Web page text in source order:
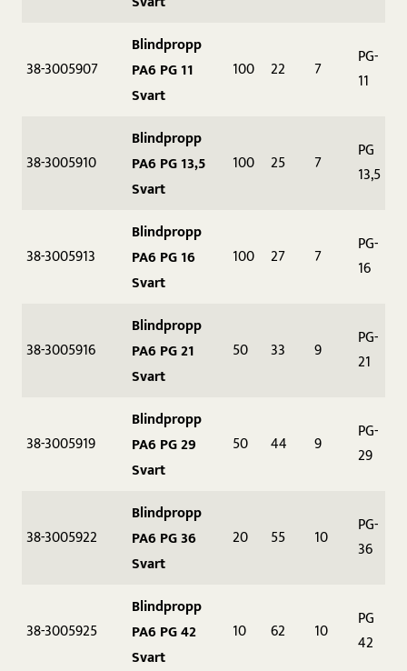
38-3005907
Blindpropp
PA6 PG 11
Svart
100 22 7
PG-
11
38-3005910
Blindpropp
PA6 PG 13,5
Svart
100 25 7
PG
13,5
38-3005913
Blindpropp
PA6 PG 16
Svart
100 27 7
PG-
16
38-3005916
Blindpropp
PA6 PG 21
Svart
50 33 9
PG-
21
38-3005919
Blindpropp
PA6 PG 29
Svart
50 44 9
PG-
29
38-3005922
Blindpropp
PA6 PG 36
Svart
20 55 10
PG-
36
38-3005925
Blindpropp
PA6 PG 42
Svart
10 62 10
PG
42